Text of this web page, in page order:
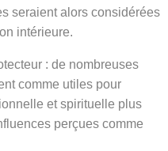
seraient alors considérées
intérieure.
: de nombreuses
comme utiles pour
et spirituelle plus
perçues comme